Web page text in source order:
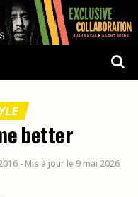
better
- Mis à jour le 9 mai 2026